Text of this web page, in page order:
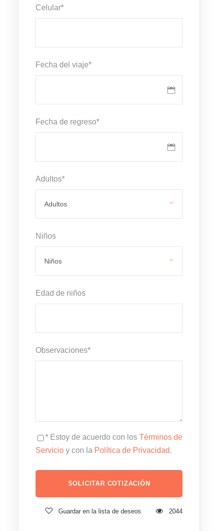
Celular*
Fecha del viaje*
Fecha de regreso*
Adultos*
Niños
Edad de niños
Observaciones*
* Estoy de acuerdo con los Términos de
Servicio y con la Política de Privacidad.
Guardar en la lista de deseos 2044